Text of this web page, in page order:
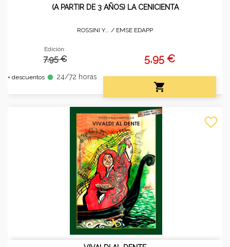
(A PARTIR DE 3 AÑOS) LA CENICIENTA
ROSSINI Y... / EMSE EDAPP
Edición:
7.95 €
+ descuentos fiber_manual_record 24/72 horas
5,95 €

favorite_border